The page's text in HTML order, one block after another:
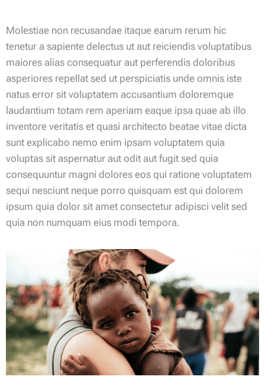
Molestiae non recusandae itaque earum rerum hic
tenetur a sapiente delectus ut aut reiciendis voluptatibus
maiores alias consequatur aut perferendis doloribus
asperiores repellat sed ut perspiciatis unde omnis iste
natus error sit voluptatem accusantium doloremque
laudantium totam rem aperiam eaque ipsa quae ab illo
inventore veritatis et quasi architecto beatae vitae dicta
sunt explicabo nemo enim ipsam voluptatem quia
voluptas sit aspernatur aut odit aut fugit sed quia
consequuntur magni dolores eos qui ratione voluptatem
sequi nesciunt neque porro quisquam est qui dolorem
ipsum quia dolor sit amet consectetur adipisci velit sed
quia non numquam eius modi tempora.